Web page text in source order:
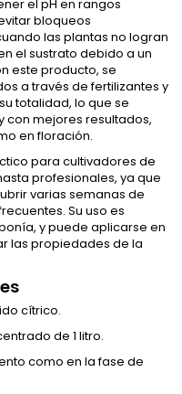
el pH en rangos
bloqueos
las plantas no logran
el sustrato debido a un
este producto, se
a través de fertilizantes y
totalidad, lo que se
con mejores resultados,
en floración.
para cultivadores de
profesionales, ya que
varias semanas de
Su uso es
y puede aplicarse en
las propiedades de la
cítrico.
de 1 litro.
como en la fase de